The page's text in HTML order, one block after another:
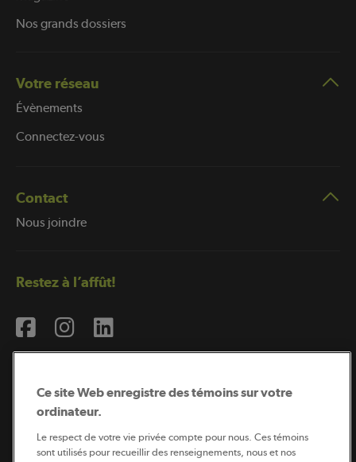
Nos grands dossiers
Votre réseau
Évènements
Connectez-vous
Contact
Nous joindre
Restez à l’affût!
Ce site Web enregistre des témoins sur votre
ordinateur.
Le respect de votre vie privée compte pour nous. Ces témoins
sont utilisés pour recueillir des renseignements, nous et nos